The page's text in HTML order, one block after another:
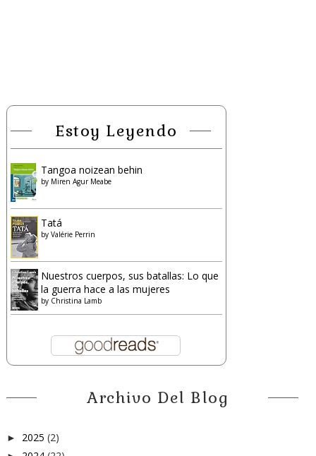
Estoy Leyendo
Tangoa noizean behin
by Miren Agur Meabe
Tatá
by Valérie Perrin
Nuestros cuerpos, sus batallas: Lo que
la guerra hace a las mujeres
by Christina Lamb
Archivo Del Blog
► 2025 (2)